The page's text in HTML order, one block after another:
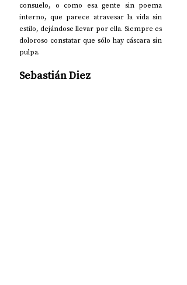
consuelo, o como esa gente sin poema
interno, que parece atravesar la vida sin
estilo, dejándose llevar por ella. Siempre es
doloroso constatar que sólo hay cáscara sin
pulpa.
Sebastián Diez